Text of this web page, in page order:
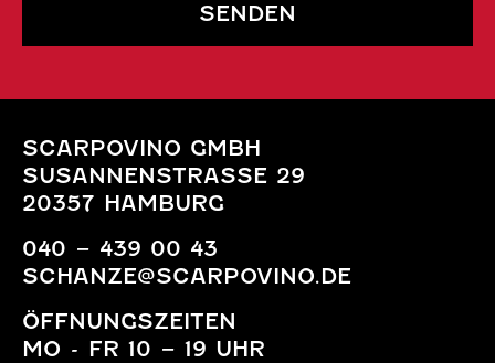
SENDEN
SCARPOVINO GMBH
SUSANNENSTRASSE 29
20357 HAMBURG
040 – 439 00 43
SCHANZE@SCARPOVINO.DE
ÖFFNUNGSZEITEN
MO - FR 10 – 19 UHR